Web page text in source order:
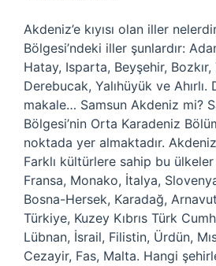
Akdeniz’e kıyısı olan iller
Bölgesi’ndeki iller şunlardır:
Hatay, Isparta, Beyşehir,
Derebucak, Yalıhüyük ve Ahırlı.
makale… Samsun Akdeniz mi?
Bölgesi’nin Orta Karadeniz
noktada yer almaktadır. Akdeniz
Farklı kültürlere sahip bu ülkeler
Fransa, Monako, İtalya,
Bosna-Hersek, Karadağ,
Türkiye, Kuzey Kıbrıs Türk
Lübnan, İsrail, Filistin, Ürdün,
Cezayir, Fas, Malta. Hangi